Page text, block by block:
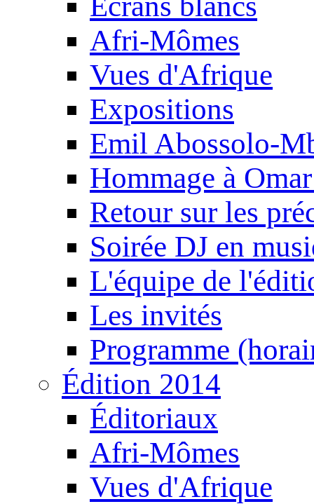
Afri-Mômes
Vues d'Afrique
Expositions
Emil Abossolo-
Hommage à
Retour sur les
Soirée DJ en
L'équipe de
Les invités
Programme
Édition 2014
Éditoriaux
Afri-Mômes
Vues d'Afrique